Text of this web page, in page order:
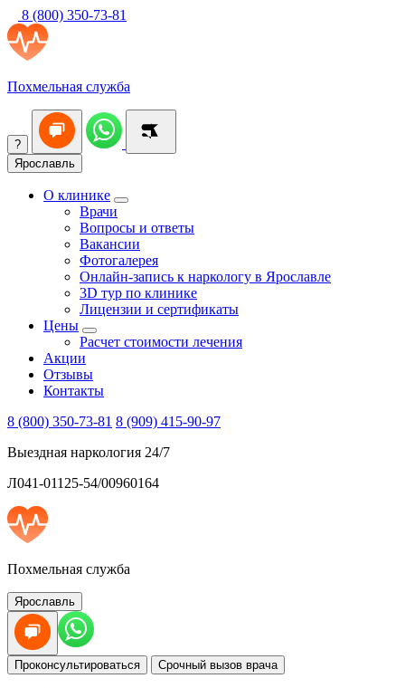
8 (800) 350-73-81
Похмельная служба
?
Ярославль
О клинике
Врачи
Вопросы и ответы
Вакансии
Фотогалерея
Онлайн-запись к наркологу в Ярославле
3D тур по клинике
Лицензии и сертификаты
Цены
Расчет стоимости лечения
Акции
Отзывы
Контакты
8 (800) 350-73-81 8 (909) 415-90-97
Выездная наркология 24/7
Л041-01125-54/00960164
Похмельная служба
Ярославль
Проконсультироваться Срочный вызов врача